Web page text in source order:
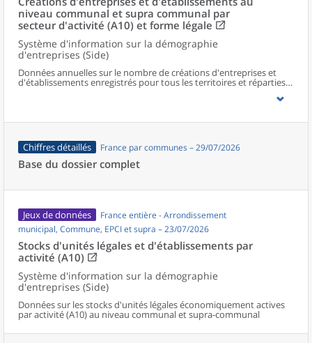
niveau communal et supra communal par
secteur d'activité (A10) et forme légale
Système d'information sur la démographie
d'entreprises (Side)
Données annuelles sur le nombre de créations d'entreprises et
d'établissements enregistrés pour tous les territoires et réparties
selon le secteur d’activité et la forme légale.
Chiffres détaillés France par communes – 29/07/2026
Base du dossier complet
Jeux de données
France entière - Arrondissement
municipal, Commune, EPCI et supra – 23/07/2026
Stocks d'unités légales et d'établissements par
activité (A10)
Système d'information sur la démographie
d'entreprises (Side)
Données sur les stocks d'unités légales économiquement actives
par activité (A10) au niveau communal et supra-communal